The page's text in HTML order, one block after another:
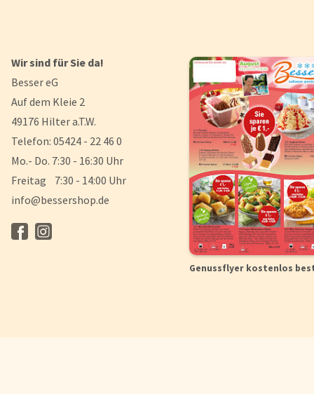
Wir sind für Sie da!
Besser eG
Auf dem Kleie 2
49176 Hilter a.T.W.
Telefon: 05424 - 22 46 0
Mo.- Do. 7:30 - 16:30 Uhr
Freitag 7:30 - 14:00 Uhr
info@bessershop.de
Genussflyer kostenlos